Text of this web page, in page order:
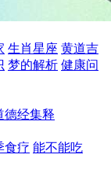
生肖星座 黄道吉
梦的解析 健康问
德经集释
食疗 能不能吃